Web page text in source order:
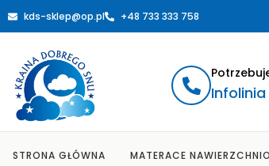
kds-sklep@op.pl +48 733 333 758
STRONA GŁÓWNA MATERACE